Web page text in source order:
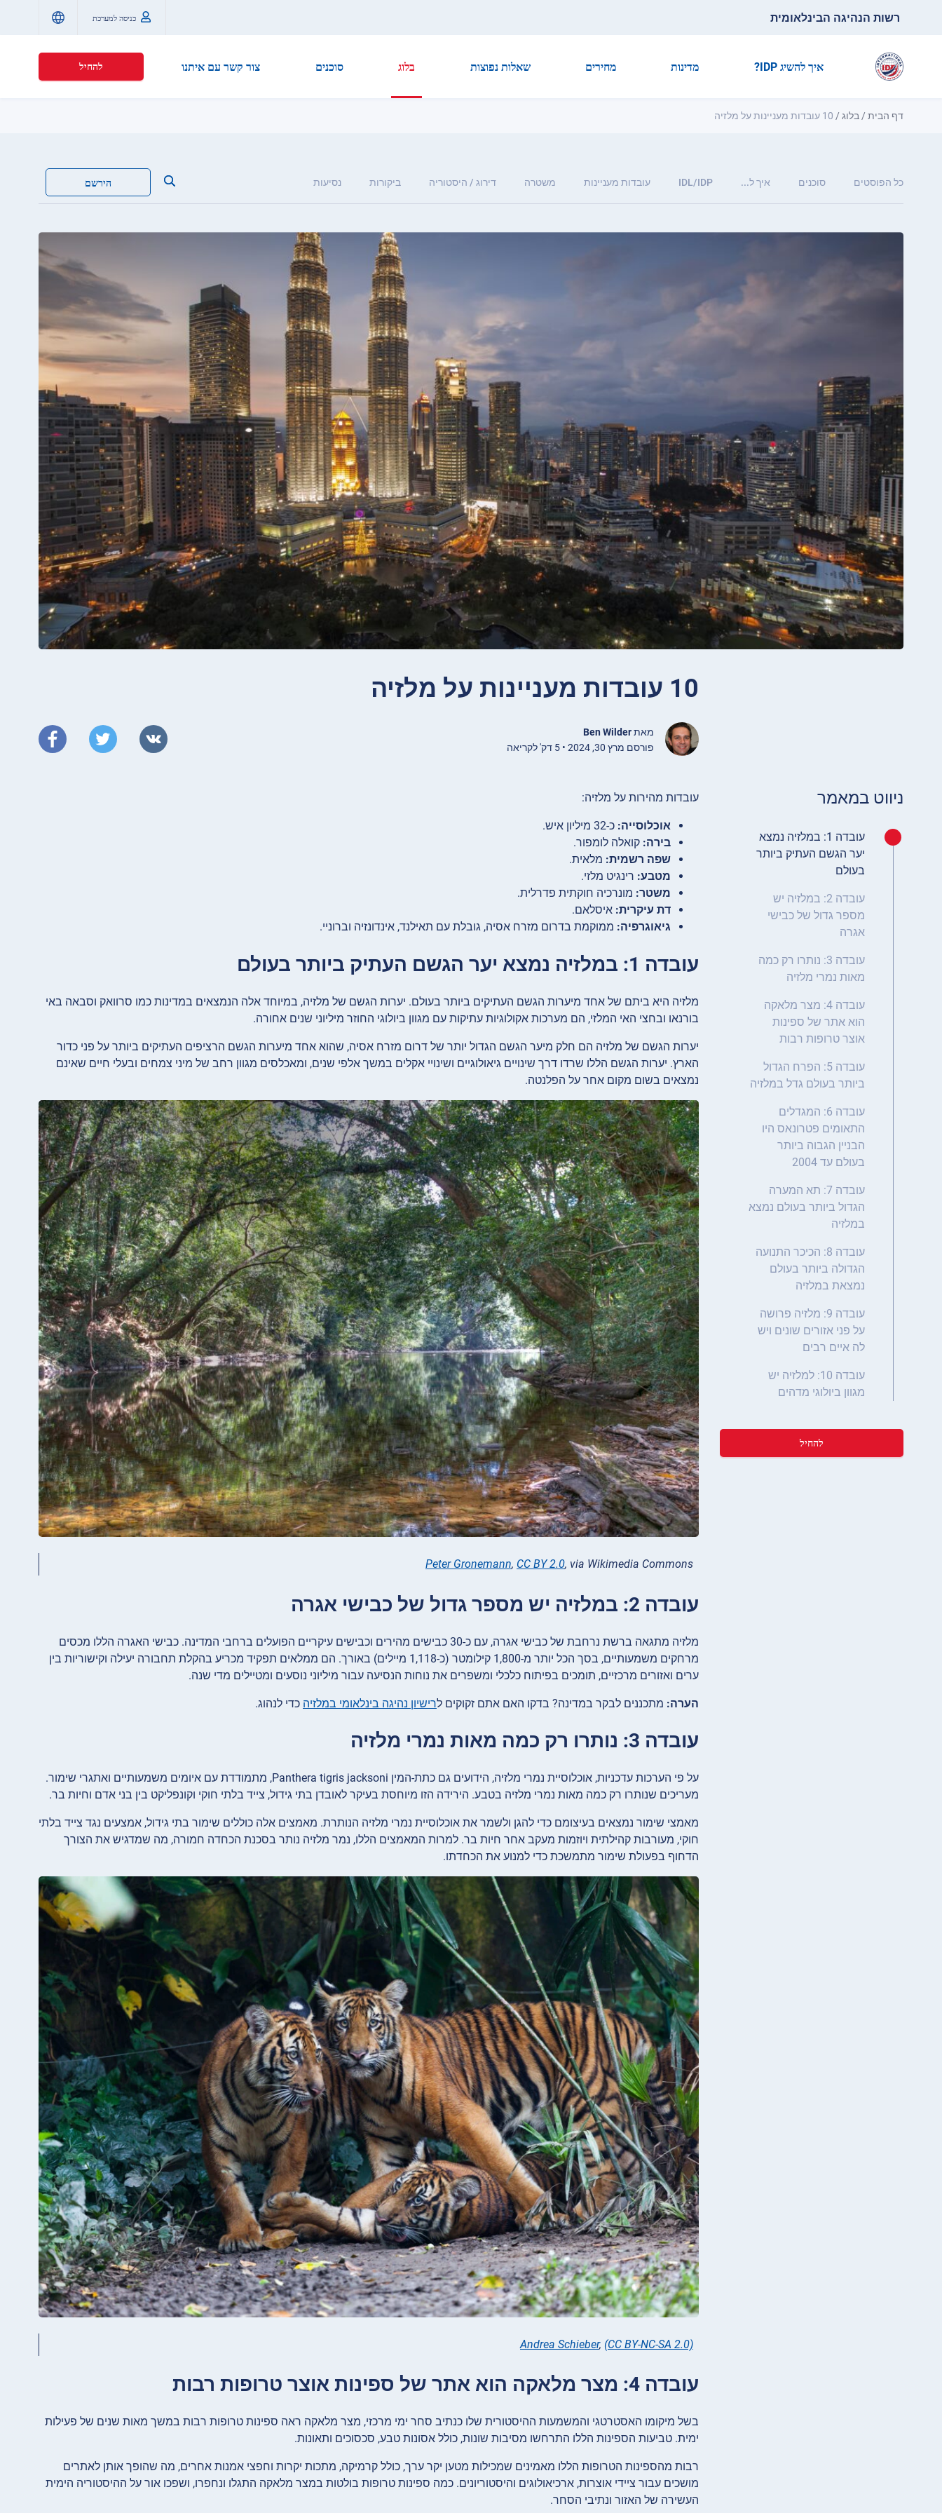
רשות הנהיגה הבינלאומית כניסה למערכת
איך להשיג IDP? מדינות מחירים שאלות נפוצות בלוג סוכנים צור קשר עם איתנו להחיל
דף הבית/ בלוג/ 10 עובדות מעניינות על מלזיה
כל הפוסטים סוכנים איך ל... IDL/IDP עובדות מעניינות משטרה דירוג / היסטוריה ביקורות נסיעות הירשם
10 עובדות מעניינות על מלזיה
מאתBen Wilder
פורסם מרץ 30, 2024 • 5 דק' לקריאה
ניווט במאמר
עובדה 1: במלזיה נמצא
יער הגשם העתיק ביותר
בעולם
עובדה 2: במלזיה יש
מספר גדול של כבישי
אגרה
עובדה 3: נותרו רק כמה
מאות נמרי מלזיה
עובדה 4: מצר מלאקה
הוא אתר של ספינות
אוצר טרופות רבות
עובדה 5: הפרח הגדול
ביותר בעולם גדל במלזיה
עובדה 6: המגדלים
התאומים פטרונאס היו
הבניין הגבוה ביותר
בעולם עד 2004
עובדה 7: תא המערה
הגדול ביותר בעולם נמצא
במלזיה
עובדה 8: הכיכר התנועה
הגדולה ביותר בעולם
נמצאת במלזיה
עובדה 9: מלזיה פרושה
על פני אזורים שונים ויש
לה איים רבים
עובדה 10: למלזיה יש
מגוון ביולוגי מדהים
להחיל
עובדות מהירות על מלזיה:
אוכלוסייה: כ-32 מיליון איש.
בירה: קואלה לומפור.
שפה רשמית: מלאית.
מטבע: רינגיט מלזי.
משטר: מונרכיה חוקתית פדרלית.
דת עיקרית: איסלאם.
גיאוגרפיה: ממוקמת בדרום מזרח אסיה, גובלת עם תאילנד, אינדונזיה וברוניי.
עובדה 1: במלזיה נמצא יער הגשם העתיק ביותר בעולם
מלזיה היא ביתם של אחד מיערות הגשם העתיקים ביותר בעולם. יערות הגשם של מלזיה, במיוחד אלה הנמצאים במדינות כמו סרוואק וסבאה באי
בורנאו ובחצי האי המלזי, הם מערכות אקולוגיות עתיקות עם מגוון ביולוגי החוזר מיליוני שנים אחורה.
יערות הגשם של מלזיה הם חלק מיער הגשם הגדול יותר של דרום מזרח אסיה, שהוא אחד מיערות הגשם הרציפים העתיקים ביותר על פני כדור
הארץ. יערות הגשם הללו שרדו דרך שינויים גיאולוגיים ושינויי אקלים במשך אלפי שנים, ומאכלסים מגוון רחב של מיני צמחים ובעלי חיים שאינם
נמצאים בשום מקום אחר על הפלנטה.
Peter Gronemann, CC BY 2.0, via Wikimedia Commons
עובדה 2: במלזיה יש מספר גדול של כבישי אגרה
מלזיה מתגאה ברשת נרחבת של כבישי אגרה, עם כ-30 כבישים מהירים וכבישים עיקריים הפועלים ברחבי המדינה. כבישי האגרה הללו מכסים
מרחקים משמעותיים, בסך הכל יותר מ-1,800 קילומטר (כ-1,118 מיילים) באורך. הם ממלאים תפקיד מכריע בהקלת תחבורה יעילה וקישוריות בין
ערים ואזורים מרכזיים, תומכים בפיתוח כלכלי ומשפרים את נוחות הנסיעה עבור מיליוני נוסעים ומטיילים מדי שנה.
הערה: מתכננים לבקר במדינה? בדקו האם אתם זקוקים לרישיון נהיגה בינלאומי במלזיה כדי לנהוג.
עובדה 3: נותרו רק כמה מאות נמרי מלזיה
על פי הערכות עדכניות, אוכלוסיית נמרי מלזיה, הידועים גם כתת-המין Panthera tigris jacksoni, מתמודדת עם איומים משמעותיים ואתגרי שימור.
מעריכים שנותרו רק כמה מאות נמרי מלזיה בטבע. הירידה הזו מיוחסת בעיקר לאובדן בתי גידול, צייד בלתי חוקי וקונפליקט בין בני אדם וחיות בר.
מאמצי שימור נמצאים בעיצומם כדי להגן ולשמר את אוכלוסיית נמרי מלזיה הנותרת. מאמצים אלה כוללים שימור בתי גידול, אמצעים נגד צייד בלתי
חוקי, מעורבות קהילתית ויוזמות מעקב אחר חיות בר. למרות המאמצים הללו, נמר מלזיה נותר בסכנת הכחדה חמורה, מה שמדגיש את הצורך
הדחוף בפעולת שימור מתמשכת כדי למנוע את הכחדתו.
Andrea Schieber, (CC BY-NC-SA 2.0)
עובדה 4: מצר מלאקה הוא אתר של ספינות אוצר טרופות רבות
בשל מיקומו האסטרטגי והמשמעות ההיסטורית שלו כנתיב סחר ימי מרכזי, מצר מלאקה ראה ספינות טרופות רבות במשך מאות שנים של פעילות
ימית. טביעות הספינות הללו התרחשו מסיבות שונות, כולל אסונות טבע, סכסוכים ותאונות.
רבות מהספינות הטרופות הללו מאמינים שמכילות מטען יקר ערך, כולל קרמיקה, מתכות יקרות וחפצי אמנות אחרים, מה שהופך אותן לאתרים
מושכים עבור ציידי אוצרות, ארכיאולוגים והיסטוריונים. כמה ספינות טרופות בולטות במצר מלאקה התגלו ונחפרו, ושפכו אור על ההיסטוריה הימית
העשירה של האזור ונתיבי הסחר.